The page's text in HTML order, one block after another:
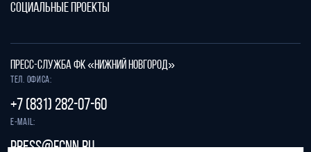
СОЦИАЛЬНЫЕ ПРОЕКТЫ
ПРЕСС-СЛУЖБА ФК «НИЖНИЙ НОВГОРОД»
Тел. офиса:
+7 (831) 282-07-60
E-mail:
press@fcnn.ru